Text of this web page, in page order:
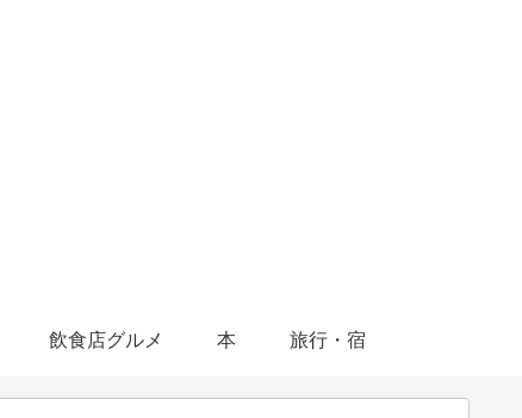
飲食店グルメ 本 旅行・宿